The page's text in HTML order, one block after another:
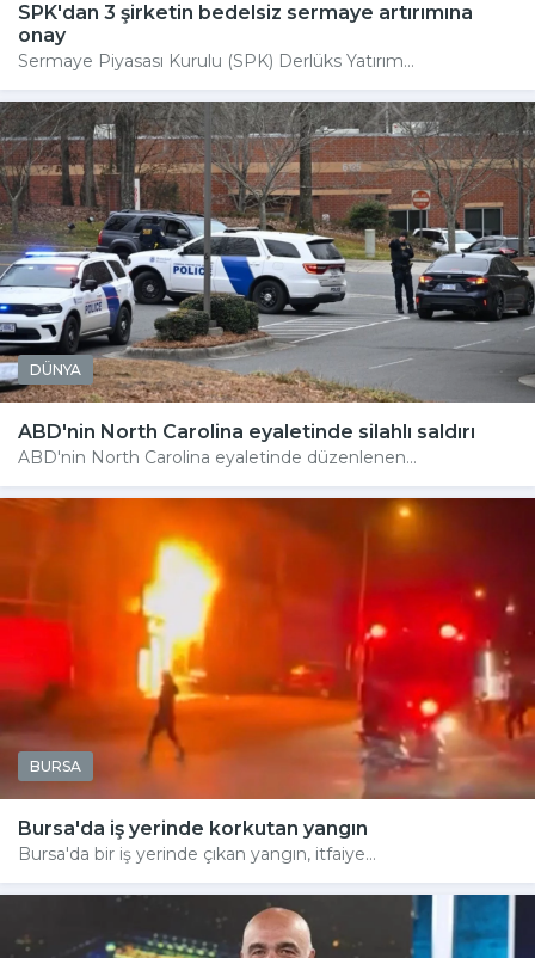
SPK'dan 3 şirketin bedelsiz sermaye artırımına
onay
Sermaye Piyasası Kurulu (SPK) Derlüks Yatırım...
DÜNYA
ABD'nin North Carolina eyaletinde silahlı saldırı
ABD'nin North Carolina eyaletinde düzenlenen...
BURSA
Bursa'da iş yerinde korkutan yangın
Bursa'da bir iş yerinde çıkan yangın, itfaiye...